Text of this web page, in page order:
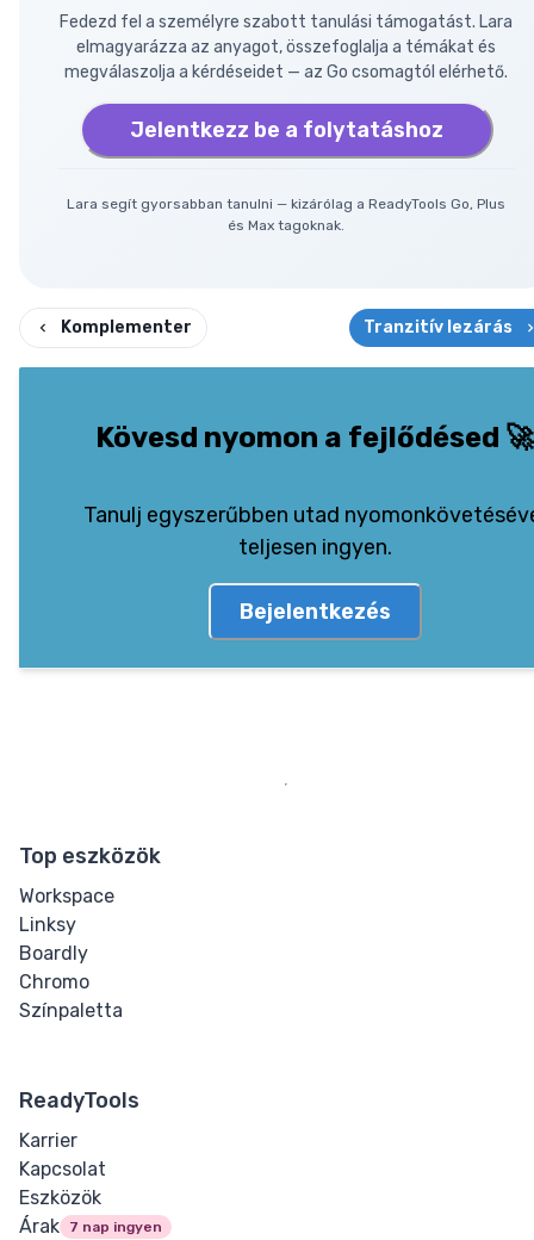
Fedezd fel a személyre szabott tanulási támogatást. Lara
elmagyarázza az anyagot, összefoglalja a témákat és
megválaszolja a kérdéseidet — az Go csomagtól elérhető.
Jelentkezz be a folytatáshoz
Lara segít gyorsabban tanulni — kizárólag a ReadyTools Go, Plus
és Max tagoknak.
Komplementer Tranzitív lezárás
Kövesd nyomon a fejlődésed 🚀
Tanulj egyszerűbben utad
teljesen ingyen.
Bejelentkezés
Top eszközök
Workspace
Linksy
Boardly
Chromo
Színpaletta
ReadyTools
Karrier
Kapcsolat
Eszközök
Árak
7 nap ingyen